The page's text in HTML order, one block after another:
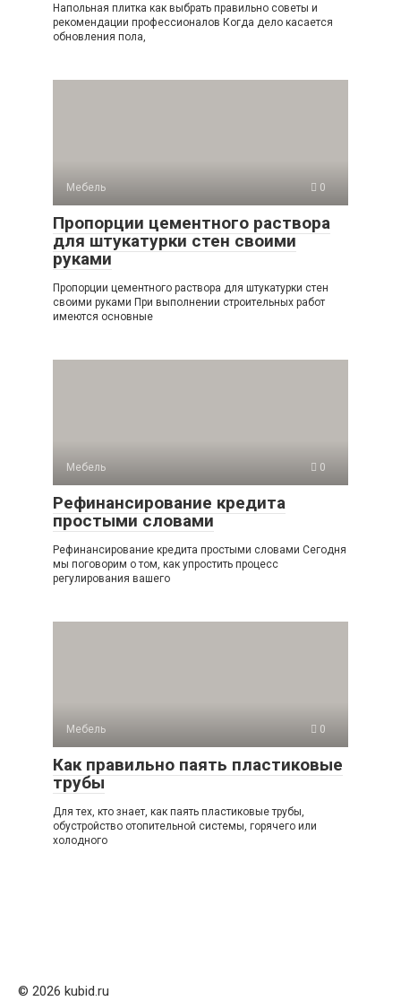
Напольная плитка как выбрать правильно советы и
рекомендации профессионалов Когда дело касается
обновления пола,
Мебель 0
Пропорции цементного раствора
для штукатурки стен своими
руками
Пропорции цементного раствора для штукатурки стен
своими руками При выполнении строительных работ
имеются основные
Мебель 0
Рефинансирование кредита
простыми словами
Рефинансирование кредита простыми словами Сегодня
мы поговорим о том, как упростить процесс
регулирования вашего
Мебель 0
Как правильно паять пластиковые
трубы
Для тех, кто знает, как паять пластиковые трубы,
обустройство отопительной системы, горячего или
холодного
© 2026 kubid.ru